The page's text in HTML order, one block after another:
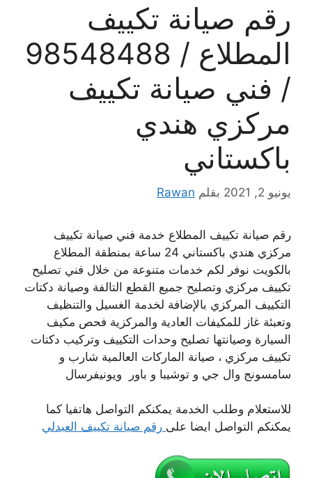
رقم صيانة تكييف
المطلاع / 98548488
/ فني صيانة تكييف
مركزي هندي
باكستاني
يونيو 2, 2021 بقلم Rawan
رقم صيانة تكييف المطلاع خدمة فني صيانة تكييف
مركزي هندي باكستاني 24 ساعة بمنطقة المطلاع
بالكويت نوفر لكم خدمات متنوعة من خلال فني تصليح
تكييف مركزي وتصليح جميع القطع التالفة وصيانة دكتات
التكييف المركزي بالإضافة لخدمة الغسيل والتنظيف
وتعبئة غاز للمكيفات العادية والمركزية فحص مكيف
السيارة وصيانتها تصليح وحدات التكييف وتركيب دكتات
تكييف مركزي ، صيانة الماركات العالمية شارب و
سامسونج وال جي و توشيبا و باور ويونيفرسال
للاستعلام وطلب الخدمة يمكنكم التواصل هاتفيا كما
يمكنكم التواصل ايضا على رقم صيانة تكييف العبدلي